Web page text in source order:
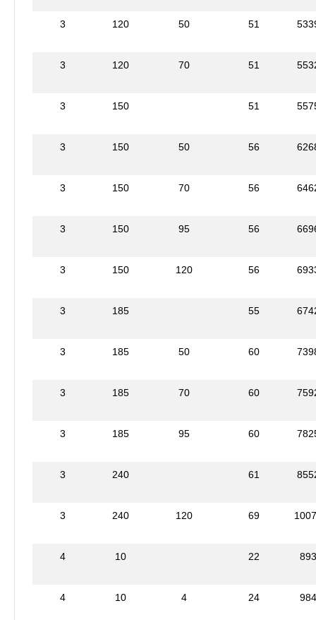
3 120 50 51
3 120 70 51
3 150 51
3 150 50 56
3 150 70 56
3 150 95 56
3 150 120 56
3 185 55
3 185 50 60
3 185 70 60
3 185 95 60
3 240 61
3 240 120 69
4 10 22 893
4 10 4 24 984